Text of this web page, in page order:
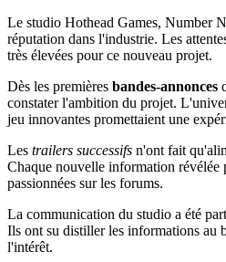
Le studio Hothead Games, Number
réputation dans l'industrie. Les
très élevées pour ce nouveau projet.
Dès les premières bandes-annonces
constater l'ambition du projet.
jeu innovantes promettaient une
Les trailers successifs n'ont fait
Chaque nouvelle information révélée
passionnées sur les forums.
La communication du studio a été
Ils ont su distiller les informations au
l'intérêt.